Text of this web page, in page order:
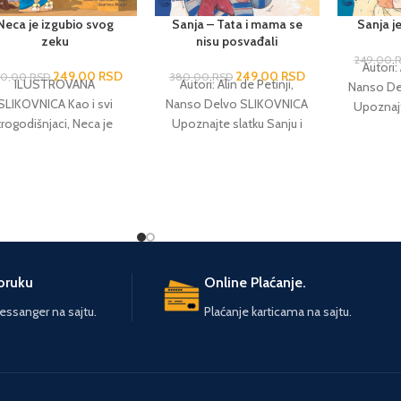
je izgubio svog
zeku
RSD 249,00 RSD
ILUSTROVANA
Kao i svi
Neca je
i mnogi njegovi
Sanja – Tata i mama se
nisu posvađali
380,00RSD 249,00 RSD
Autori: Alin de Petinji,
Nanso Delvo SLIKOVNICA
Upoznajte slatku Sanju i
Sanja
249,00
Autori:
Nanso
na sajtu.
Online Plaćanje.
Plaćanje karticama na sajtu.